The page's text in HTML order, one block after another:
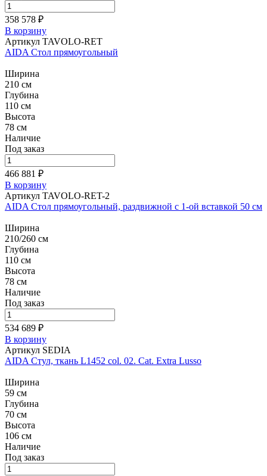
358 578 ₽
В корзину
Артикул TAVOLO-RET
AIDA Стол прямоугольный
Ширина
210 см
Глубина
110 см
Высота
78 см
Наличие
Под заказ
466 881 ₽
В корзину
Артикул TAVOLO-RET-2
AIDA Стол прямоугольный, раздвижной с 1-ой вставкой 50 см
Ширина
210/260 см
Глубина
110 см
Высота
78 см
Наличие
Под заказ
534 689 ₽
В корзину
Артикул SEDIA
AIDA Стул, ткань L1452 col. 02. Cat. Extra Lusso
Ширина
59 см
Глубина
70 см
Высота
106 см
Наличие
Под заказ